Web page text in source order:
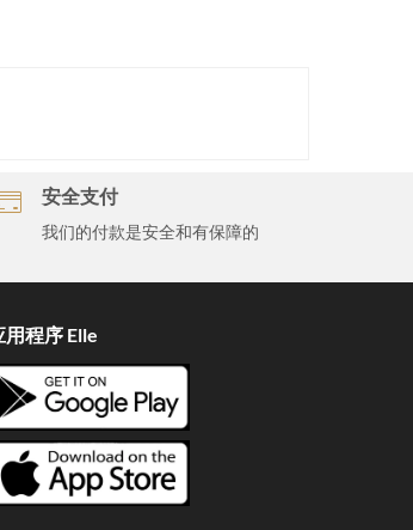
安全支付
我们的付款是安全和有保障的
用程序 Elle